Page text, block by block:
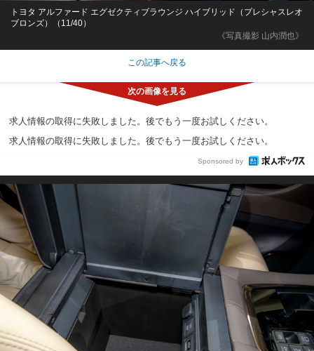
《写真撮影 山内潤也》
トヨタ アルファード エグゼクティブラウンジ ハイブリッド（プレシャスレオ
ブロンズ）（11/40）
この記事へ戻る
求人情報の取得に失敗しました。後でもう一度お試しください。
求人情報の取得に失敗しました。後でもう一度お試しください。
Sponsored by